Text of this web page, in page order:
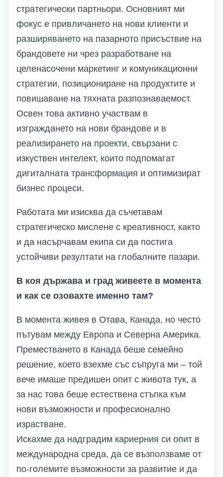
стратегически партньори. Основният ми
фокус е привличането на нови клиенти и
разширяването на пазарното присъствие на
брандовете ни чрез разработване на
целенасочени маркетинг и комуникационни
стратегии, позициониране на продуктите и
повишаване на тяхната разпознаваемост.
Освен това активно участвам в
изграждането на нови брандове и в
реализирането на проекти, свързани с
изкуствен интелект, които подпомагат
дигиталната трансформация и оптимизират
бизнес процеси.
Работата ми изисква да съчетавам
стратегическо мислене с креативност, както
и да насърчавам екипа си да постига
устойчиви резултати на глобалните пазари.
В коя държава и град живеете в момента
и как се озовахте именно там?
В момента живея в Отава, Канада, но често
пътувам между Европа и Северна Америка.
Преместването в Канада беше семейно
решение, което взехме със съпруга ми – той
вече имаше предишен опит с живота тук, а
за нас това беше естествена стъпка към
нови възможности и професионално
израстване.
Искахме да надградим кариерния си опит в
международна среда, да се възползваме от
по-големите възможности за развитие и да